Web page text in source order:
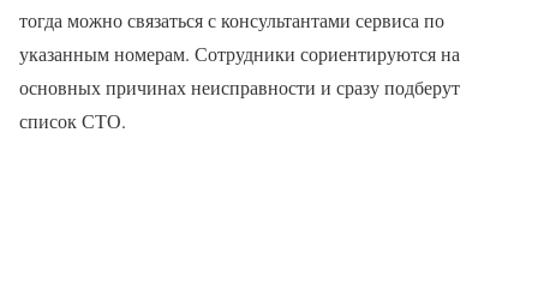
тогда можно связаться с консультантами сервиса по
указанным номерам. Сотрудники сориентируются на
основных причинах неисправности и сразу подберут
список СТО.